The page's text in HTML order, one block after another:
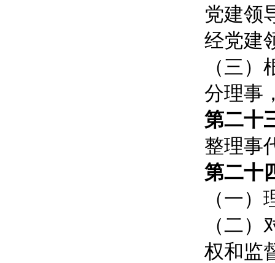
党建领
经党建
（三
分理事
第二十
整理事
第二十
（一
（二
权和监